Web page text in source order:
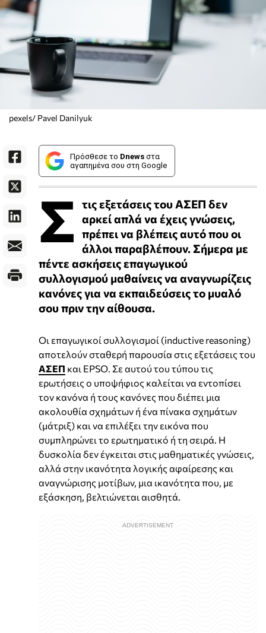
pexels/ Pavel Danilyuk
Πρόσθεσε το Dnews στα
αγαπημένα σου στη Google
Σ τις εξετάσεις του ΑΣΕΠ δεν
αρκεί απλά να έχεις γνώσεις,
πρέπει να βλέπεις αυτό που οι
άλλοι παραβλέπουν. Σήμερα με
πέντε ασκήσεις επαγωγικού
συλλογισμού μαθαίνεις να αναγνωρίζεις
κανόνες για να εκπαιδεύσεις το μυαλό
σου πριν την αίθουσα.
Οι επαγωγικοί συλλογισμοί (inductive reasoning)
αποτελούν σταθερή παρουσία στις εξετάσεις του
ΑΣΕΠ και EPSO. Σε αυτού του τύπου τις
ερωτήσεις ο υποψήφιος καλείται να εντοπίσει
τον κανόνα ή τους κανόνες που διέπει μια
ακολουθία σχημάτων ή ένα πίνακα σχημάτων
(μάτριξ) και να επιλέξει την εικόνα που
συμπληρώνει το ερωτηματικό ή τη σειρά. Η
δυσκολία δεν έγκειται στις μαθηματικές γνώσεις,
αλλά στην ικανότητα λογικής αφαίρεσης και
αναγνώρισης μοτίβων, μια ικανότητα που, με
εξάσκηση, βελτιώνεται αισθητά.